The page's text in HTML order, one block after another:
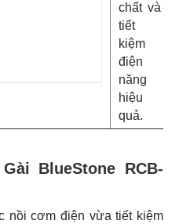
chất và
tiết
kiệm
điện
năng
hiệu
quả.
BlueStone RCB-
nồi cơm điện vừa tiết kiệm